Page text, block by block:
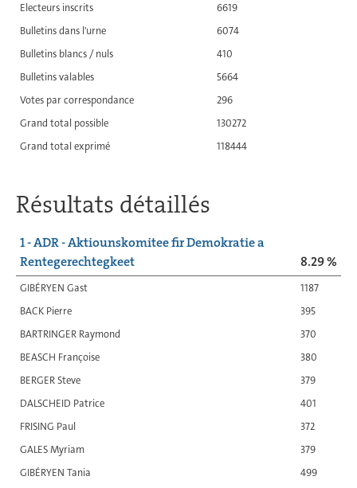
Electeurs inscrits
6619
Bulletins dans l'urne
6074
Bulletins blancs / nuls
410
Bulletins valables
5664
Votes par correspondance
296
Grand total possible
130272
Grand total exprimé
118444
Résultats détaillés
1 - ADR - Aktiounskomitee fir Demokratie a
Rentegerechtegkeet
8.29 %
GIBÉRYEN Gast
1187
BACK Pierre
395
BARTRINGER Raymond
370
BEASCH Françoise
380
BERGER Steve
379
DALSCHEID Patrice
401
FRISING Paul
372
GALES Myriam
379
GIBÉRYEN Tania
499